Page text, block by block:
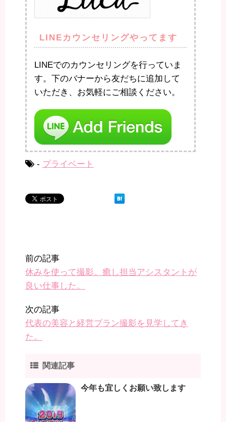
LINEカウンセリングやってます
LINEでのカウンセリングを行っていま
す。下のバナーから友だちに追加して
いただき、お気軽にご相談ください。
- プライベート
前の記事
休みを使って撮影。癒し担当アシスタントが
良い仕事した。
次の記事
代表の美容と経営プラン撮影を見学してき
た。
関連記事
今年も宜しくお願い致します